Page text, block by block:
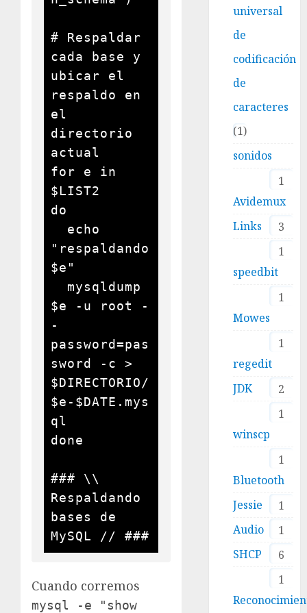
# Respaldar
cada base y
ubicar el
respaldo en
el
directorio
actual
for e in
$LIST2
do
"respaldando
$e"
$e -u root -
-
password=pas
sword -c >
$DIRECTORIO/
$e-$DATE.mys
ql
done
### \\
Respaldando
bases de
Cuando corremos
mysql -e "show
universal
de
codificación
de
caracteres
1
sonidos
1
Avidemux
3
Links
1
speedbit
1
Mowes
1
regedit
2
JDK
1
winscp
1
Bluetooth
1
Jessie
1
Audio
6
SHCP
1